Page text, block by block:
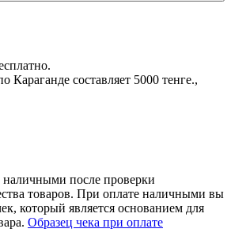
Караганде составляет 5000 тенге.,
наличными после проверки
товаров. При оплате наличными вы
который является основанием для
Образец чека при оплате